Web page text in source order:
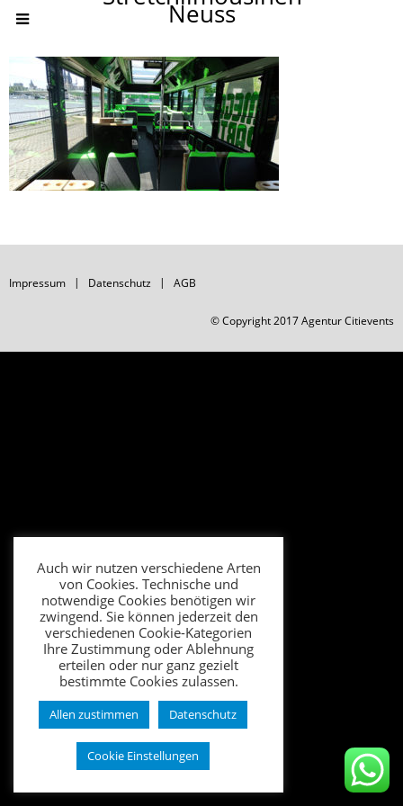
Neuss
Impressum Datenschutz AGB
© Copyright 2017 Agentur Citievents
Auch wir nutzen verschiedene Arten
von Cookies. Technische und
notwendige Cookies benötigen wir
zwingend. Sie können jederzeit den
verschiedenen Cookie-Kategorien
Ihre Zustimmung oder Ablehnung
erteilen oder nur ganz gezielt
bestimmte Cookies zulassen.
Allen zustimmen Datenschutz
Cookie Einstellungen